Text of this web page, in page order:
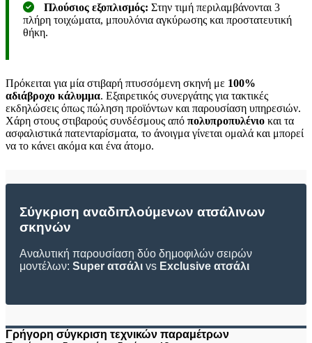
Πλούσιος εξοπλισμός: Στην τιμή περιλαμβάνονται 3
πλήρη τοιχώματα, μπουλόνια αγκύρωσης και προστατευτική
θήκη.
Πρόκειται για μία στιβαρή πτυσσόμενη σκηνή με 100%
αδιάβροχο κάλυμμα. Εξαιρετικός συνεργάτης για τακτικές
εκδηλώσεις όπως πώληση προϊόντων και παρουσίαση υπηρεσιών.
Χάρη στους στιβαρούς συνδέσμους από πολυπροπυλένιο και τα
ασφαλιστικά πατενταρίσματα, το άνοιγμα γίνεται ομαλά και μπορεί
να το κάνει ακόμα και ένα άτομο.
Σύγκριση αναδιπλούμενων ατσάλινων
σκηνών
Αναλυτική παρουσίαση δύο δημοφιλών σειρών
μοντέλων: Super ατσάλι vs Exclusive ατσάλι
Γρήγορη σύγκριση τεχνικών παραμέτρων